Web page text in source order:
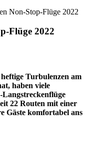
Non-Stop-Flüge 2022
Flüge 2022
Turbulenzen am
haben viele
22 Routen mit einer
Gäste komfortabel ans